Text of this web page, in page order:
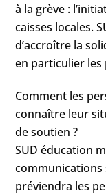
à la grève :
caisses locales.
d’accroître la
en particulier les
Comment les
connaître leur
de soutien ?
SUD éducation
communications
préviendra les